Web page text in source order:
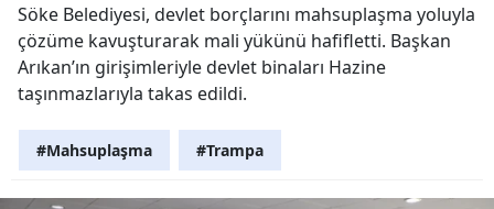
Söke Belediyesi, devlet borçlarını mahsuplaşma yoluyla
çözüme kavuşturarak mali yükünü hafifletti. Başkan
Arıkan’ın girişimleriyle devlet binaları Hazine
taşınmazlarıyla takas edildi.
#Mahsuplaşma #Trampa